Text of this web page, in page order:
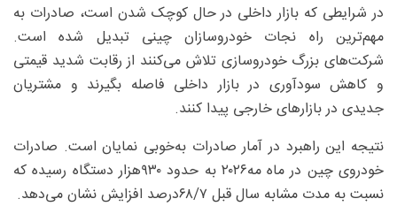
در شرایطی که بازار داخلی در حال کوچک شدن است، صادرات به
مهم‌ترین راه نجات خودروسازان چینی تبدیل شده است.
شرکت‌های بزرگ خودروسازی تلاش می‌کنند از رقابت شدید قیمتی
و کاهش سودآوری در بازار داخلی فاصله بگیرند و مشتریان
جدیدی در بازارهای خارجی پیدا کنند.
نتیجه این راهبرد در آمار صادرات به‌خوبی نمایان است. صادرات
خودروی چین در ماه مه۲۰۲۶ به حدود ۹۳۰‌هزار دستگاه رسیده که
نسبت به مدت مشابه سال قبل ۷/‏۶۸‌درصد افزایش نشان می‌دهد.